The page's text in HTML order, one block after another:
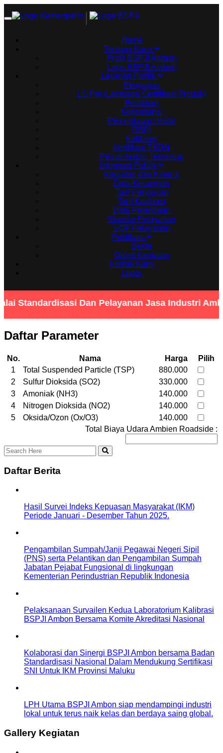
Toggle
Home
Tentang Kami
Profil BSPJI Ambon
Logo BSPJI Ambon
Layanan Publik
Pengujian
LS Pro (Lembaga Sertifikasi Produk)
Pelatihan
Konsultansi
Pemeriksaan Halal
RBPI
Kalibrasi
Verifikasi TKDN
Pemanfaatan Teknologi
Informasi Publik
Kegiatan dan Kinerja
Data Keuangan
Tarif Pengujian
Tarif Kalibrasi
Data Pelanggan
Standar Pelayanan
SOP Pelayanan
Publikasi
Berita
Galeri Kegiatan
Kontak Kami
Login
Standardisasi Dan Pelayanan Jasa Industri
Daftar Parameter
No. Nama Harga
Pilih
1
Total Suspended Particle (TSP)
880.000
2
Sulfur Dioksida (SO2)
330.000
3
Amoniak (NH3)
140.000
4
Nitrogen Dioksida (NO2)
140.000
5
Oksida/Ozon (Ox/O3)
140.000
Total Biaya Udara Ambien Roadside :
Daftar Berita
Hasil Survei Indeks Kepuasan Masyarakat (IKM)
Periode Januari - Desember Tahun 2025.
Pengambilan Sumpah/Janji Pegawai Negeri Sipil
(PNS) serta Pelantikan dan Pengambilan Sumpah
Jabatan Pejabat Fungsional di lingkungan
Kementerian Perindustrian Republik Indonesia
Pelaksanaan Survailen Kedua Laboratorium Kalibrasi
BSPJI Ambon Bersama Komite Akreditasi Nasional
Kolaborasi dan Sinergi BSPJI Ambon bersama Badan
Standardisasi Nasional Dalam Mendukung Sertifikasi
SNI Untuk IKM Provinsi Maluku
LPH Utama BSPJI Ambon siap mendampingi industri
lokal untuk terus naik kelas dan berdaya saing global.
Gallery Kegiatan